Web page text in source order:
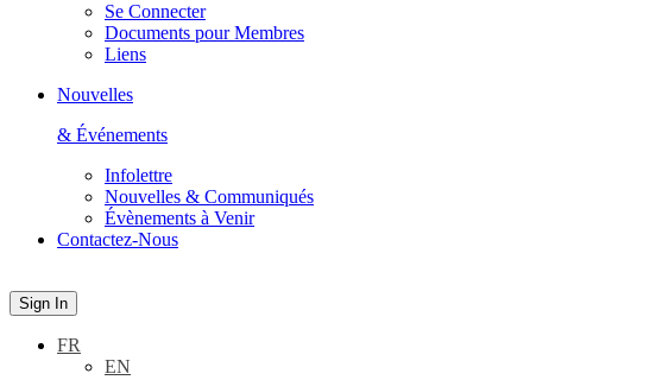
Se Connecter
Documents pour Membres
Liens
Nouvelles
& Événements
Infolettre
Nouvelles & Communiqués
Évènements à Venir
Contactez-Nous
Sign In
FR
EN